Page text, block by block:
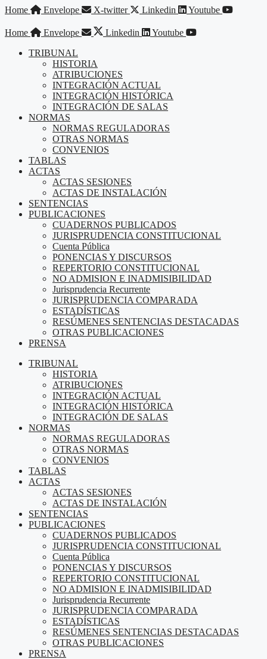
Saltar
contenido
Home Envelope X-twitter Linkedin Youtube
Home Envelope Linkedin
Youtube
TRIBUNAL
HISTORIA
ATRIBUCIONES
INTEGRACIÓN ACTUAL
INTEGRACIÓN HISTÓRICA
INTEGRACIÓN DE SALAS
NORMAS
NORMAS REGULADORAS
OTRAS NORMAS
CONVENIOS
TABLAS
ACTAS
ACTAS SESIONES
ACTAS DE INSTALACIÓN
SENTENCIAS
PUBLICACIONES
CUADERNOS PUBLICADOS
JURISPRUDENCIA CONSTITUCIONAL
Cuenta Pública
PONENCIAS Y DISCURSOS
REPERTORIO CONSTITUCIONAL
NO ADMISION E INADMISIBILIDAD
Jurisprudencia Recurrente
JURISPRUDENCIA COMPARADA
ESTADÍSTICAS
RESÚMENES SENTENCIAS DESTACADAS
OTRAS PUBLICACIONES
PRENSA
TRIBUNAL
HISTORIA
ATRIBUCIONES
INTEGRACIÓN ACTUAL
INTEGRACIÓN HISTÓRICA
INTEGRACIÓN DE SALAS
NORMAS
NORMAS REGULADORAS
OTRAS NORMAS
CONVENIOS
TABLAS
ACTAS
ACTAS SESIONES
ACTAS DE INSTALACIÓN
SENTENCIAS
PUBLICACIONES
CUADERNOS PUBLICADOS
JURISPRUDENCIA CONSTITUCIONAL
Cuenta Pública
PONENCIAS Y DISCURSOS
REPERTORIO CONSTITUCIONAL
NO ADMISION E INADMISIBILIDAD
Jurisprudencia Recurrente
JURISPRUDENCIA COMPARADA
ESTADÍSTICAS
RESÚMENES SENTENCIAS DESTACADAS
OTRAS PUBLICACIONES
PRENSA